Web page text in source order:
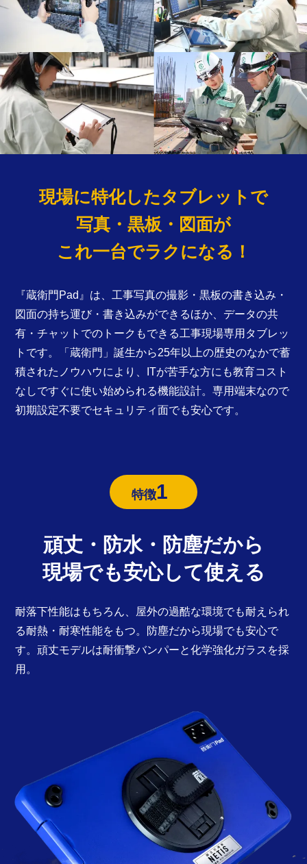
現場に特化したタブレットで
写真・黒板・図面が
これ一台でラクになる！
『蔵衛門Pad』は、工事写真の撮影・黒板の書き込み・
図面の持ち運び・書き込みができるほか、データの共
有・チャットでのトークもできる工事現場専用タブレッ
トです。「蔵衛門」誕生から25年以上の歴史のなかで蓄
積されたノウハウにより、ITが苦手な方にも教育コスト
なしですぐに使い始められる機能設計。専用端末なので
初期設定不要でセキュリティ面でも安心です。
特徴1
頑丈・防水・防塵だから
現場でも安心して使える
耐落下性能はもちろん、屋外の過酷な環境でも耐えられ
る耐熱・耐寒性能をもつ。防塵だから現場でも安心で
す。頑丈モデルは耐衝撃バンパーと化学強化ガラスを採
用。